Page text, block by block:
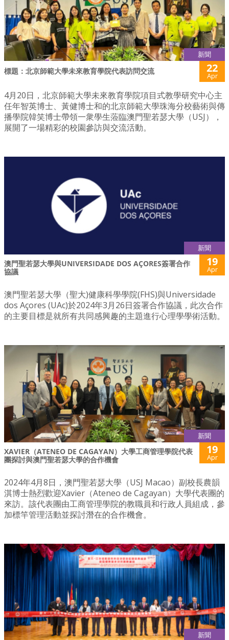
新聞
標題：北京師範大學未來教育學院代表訪問交流 22
Apr
4月20日，北京師範大學未來教育學院項目式教學研究中心主
任年智英博士、黃健博士和的北京師範大學珠海分校藝術與傳
播學院韓笑博士帶領一衆學生蒞臨澳門聖若瑟大學（USJ），
展開了一場精彩的校園參訪與交流活動。
新聞
澳門聖若瑟大學與UNIVERSIDADE DOS AÇORES簽署合作
協議
19
Apr
澳門聖若瑟大學（聖大)健康科學學院(FHS)與Universidade
dos Açores (UAc)於2024年3月26日簽署合作協議，此次合作
的主要目標是就所有共同感興趣的主題進行心理學學術活動。
新聞
XAVIER（ATENEO DE CAGAYAN）大學工商管理學院代表
團探討與澳門聖若瑟大學的合作機會
19
Apr
2024年4月8日，澳門聖若瑟大學（USJ Macao）副校長農韻
淇博士熱烈歡迎Xavier（Ateneo de Cagayan）大學代表團的
來訪。該代表團由工商管理學院的教職員和行政人員組成，參
加標竿管理活動並探討潛在的合作機會。
新聞